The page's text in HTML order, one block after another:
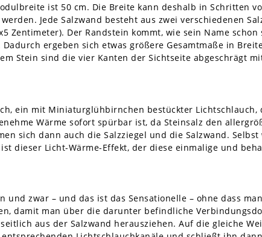
ist 50 cm. Die Breite kann deshalb in Schritten
Jede Salzwand besteht aus zwei verschiedenen
Zentimeter). Der Randstein kommt, wie sein Name schon
ergeben sich etwas größere Gesamtmaße in
Stein sind die vier Kanten der Sichtseite abgeschrägt
ein mit Miniaturglühbirnchen bestückter Lichtschlauch,
Wärme sofort spürbar ist, da Steinsalz den
sich dann auch die Salzziegel und die Salzwand. Selbst
dieser Licht-Wärme-Effekt, der diese einmalige und
zwar – und das ist das Sensationelle – ohne dass
damit man über die darunter befindliche
aus der Salzwand herausziehen. Auf die gleiche